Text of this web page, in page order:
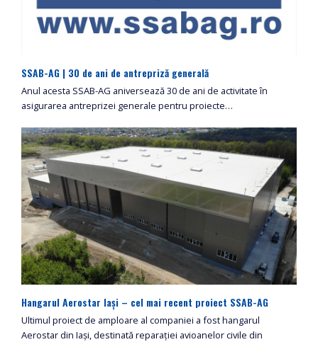
SSAB-AG | 30 de ani de antrepriză generală
Anul acesta SSAB-AG aniversează 30 de ani de activitate în
asigurarea antreprizei generale pentru proiecte…
Hangarul Aerostar Iași – cel mai recent proiect SSAB-AG
Ultimul proiect de amploare al companiei a fost hangarul
Aerostar din Iași, destinată reparației avioanelor civile din